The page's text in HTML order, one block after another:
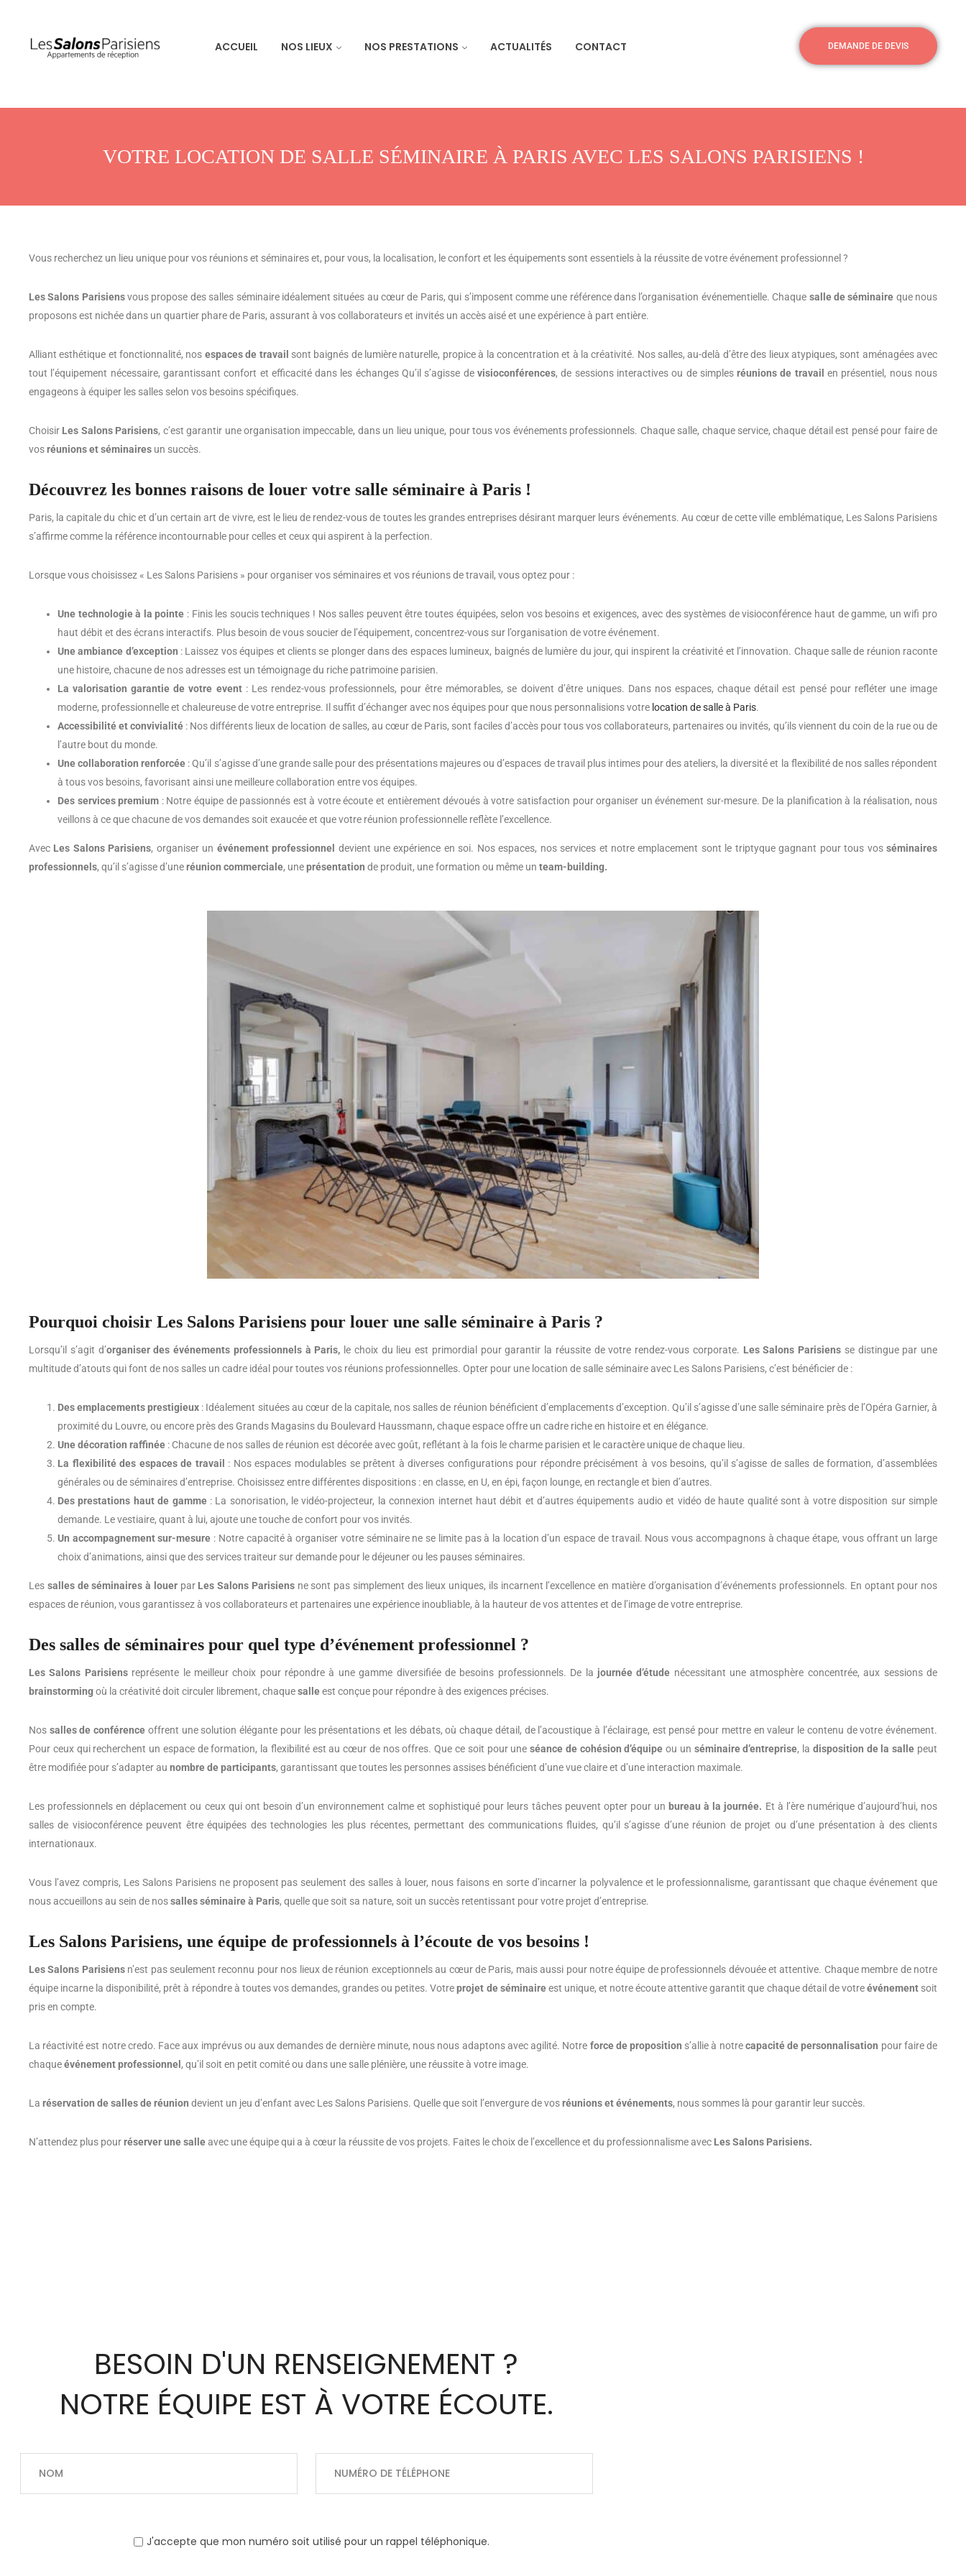
ACCUEIL NOS LIEUX NOS PRESTATIONS ACTUALITÉS CONTACT DEMANDE DE DEVIS
VOTRE LOCATION DE SALLE SÉMINAIRE À PARIS AVEC LES SALONS PARISIENS !
Vous recherchez un lieu unique pour vos réunions et séminaires et, pour vous, la localisation, le confort et les équipements sont essentiels à la réussite de votre événement professionnel ?
Les Salons Parisiensvous propose des salles séminaire idéalement situées au cœur de Paris, qui s’imposent comme une référence dans l’organisation événementielle. Chaque salle de séminaire que nous
proposons est nichée dans un quartier phare de Paris, assurant à vos collaborateurs et invités un accès aisé et une expérience à part entière.
Alliant esthétique et fonctionnalité, nos espaces de travail sont baignés de lumière naturelle, propice à la concentration et à la créativité. Nos salles, au-delà d’être des lieux atypiques, sont aménagées avec
tout l’équipement nécessaire, garantissant confort et efficacité dans les échanges Qu’il s’agisse de visioconférences, de sessions interactives ou de simplesréunions de travailen présentiel, nous nous
engageons à équiper les salles selon vos besoins spécifiques.
Choisir Les Salons Parisiens, c’est garantir une organisation impeccable, dans un lieu unique, pour tous vos événements professionnels. Chaque salle, chaque service, chaque détail est pensé pour faire de
vosréunions et séminaires un succès.
Découvrez les bonnes raisons de louer votre salle séminaire à Paris !
Paris, la capitale du chic et d’un certain art de vivre, est le lieu de rendez-vous de toutes les grandes entreprises désirant marquer leurs événements. Au cœur de cette ville emblématique, Les Salons Parisiens
s’affirme comme la référence incontournable pour celles et ceux qui aspirent à la perfection.
Lorsque vous choisissez « Les Salons Parisiens » pour organiser vos séminaires et vos réunions de travail, vous optez pour :
Une technologie à la pointe : Finis les soucis techniques ! Nos salles peuvent être toutes équipées, selon vos besoins et exigences, avec des systèmes de visioconférence haut de gamme, un wifi pro
haut débit et des écrans interactifs. Plus besoin de vous soucier de l’équipement, concentrez-vous sur l’organisation de votre événement.
Une ambiance d’exception : Laissez vos équipes et clients se plonger dans des espaces lumineux, baignés de lumière du jour, qui inspirent la créativité et l’innovation. Chaque salle de réunion raconte
une histoire, chacune de nos adresses est un témoignage du riche patrimoine parisien.
La valorisation garantie de votre event: Les rendez-vous professionnels, pour être mémorables, se doivent d’être uniques. Dans nos espaces, chaque détail est pensé pour refléter une image
moderne, professionnelle et chaleureuse de votre entreprise. Il suffit d’échanger avec nos équipes pour que nous personnalisions votre location de salle à Paris.
Accessibilité et convivialité : Nos différents lieux de location de salles, au cœur de Paris, sont faciles d’accès pour tous vos collaborateurs, partenaires ou invités, qu’ils viennent du coin de la rue ou de
l’autre bout du monde.
Une collaboration renforcée : Qu’il s’agisse d’une grande salle pour des présentations majeures ou d’espaces de travail plus intimes pour des ateliers, la diversité et la flexibilité de nos salles répondent
à tous vos besoins, favorisant ainsi une meilleure collaboration entre vos équipes.
Des services premium : Notre équipe de passionnés est à votre écoute et entièrement dévoués à votre satisfaction pour organiser un événement sur-mesure. De la planification à la réalisation, nous
veillons à ce que chacune de vos demandes soit exaucée et que votre réunion professionnelle reflète l’excellence.
Avec Les Salons Parisiens, organiser un événement professionnel devient une expérience en soi. Nos espaces, nos services et notre emplacement sont le triptyque gagnant pour tous vosséminaires
professionnels, qu’il s’agisse d’uneréunion commerciale, uneprésentation de produit, une formation ou même un team-building.
Pourquoi choisir Les Salons Parisiens pour louer une salle séminaire à Paris ?
Lorsqu’il s’agit d’organiser des événements professionnels à Paris, le choix du lieu est primordial pour garantir la réussite de votre rendez-vous corporate. Les Salons Parisiens se distingue par une
multitude d’atouts qui font de nos salles un cadre idéal pour toutes vos réunions professionnelles. Opter pour une location de salle séminaire avec Les Salons Parisiens, c’est bénéficier de :
Des emplacements prestigieux : Idéalement situées au cœur de la capitale, nos salles de réunion bénéficient d’emplacements d’exception. Qu’il s’agisse d’une salle séminaire près de l’Opéra Garnier, à
proximité du Louvre, ou encore près des Grands Magasins du Boulevard Haussmann, chaque espace offre un cadre riche en histoire et en élégance.
Une décoration raffinée : Chacune de nos salles de réunion est décorée avec goût, reflétant à la fois le charme parisien et le caractère unique de chaque lieu.
La flexibilité des espaces de travail : Nos espaces modulables se prêtent à diverses configurations pour répondre précisément à vos besoins, qu’il s’agisse de salles de formation, d’assemblées
générales ou de séminaires d’entreprise. Choisissez entre différentes dispositions : en classe, en U, en épi, façon lounge, en rectangle et bien d’autres.
Des prestations haut de gamme: La sonorisation, le vidéo-projecteur, la connexion internet haut débit et d’autres équipements audio et vidéo de haute qualité sont à votre disposition sur simple
demande. Le vestiaire, quant à lui, ajoute une touche de confort pour vos invités.
Un accompagnement sur-mesure : Notre capacité à organiser votre séminaire ne se limite pas à la location d’un espace de travail. Nous vous accompagnons à chaque étape, vous offrant un large
choix d’animations, ainsi que des services traiteur sur demande pour le déjeuner ou les pauses séminaires.
Les salles de séminaires à louerpar Les Salons Parisiensne sont pas simplement des lieux uniques, ils incarnent l’excellence en matière d’organisation d’événements professionnels. En optant pour nos
espaces de réunion, vous garantissez à vos collaborateurs et partenaires une expérience inoubliable, à la hauteur de vos attentes et de l’image de votre entreprise.
Des salles de séminaires pour quel type d’événement professionnel ?
Les Salons Parisiens représente le meilleur choix pour répondre à une gamme diversifiée de besoins professionnels. De la journée d’étude nécessitant une atmosphère concentrée, aux sessions de
brainstormingoù la créativité doit circuler librement, chaquesalleest conçue pour répondre à des exigences précises.
Nos salles de conférence offrent une solution élégante pour les présentations et les débats, où chaque détail, de l’acoustique à l’éclairage, est pensé pour mettre en valeur le contenu de votre événement.
Pour ceux qui recherchent un espace de formation, la flexibilité est au cœur de nos offres. Que ce soit pour uneséance de cohésion d’équipe ou un séminaire d’entreprise, la disposition de la salle peut
être modifiée pour s’adapter au nombre de participants, garantissant que toutes les personnes assises bénéficient d’une vue claire et d’une interaction maximale.
Les professionnels en déplacement ou ceux qui ont besoin d’un environnement calme et sophistiqué pour leurs tâches peuvent opter pour un bureau à la journée. Et à l’ère numérique d’aujourd’hui, nos
salles de visioconférence peuvent être équipées des technologies les plus récentes, permettant des communications fluides, qu’il s’agisse d’une réunion de projet ou d’une présentation à des clients
internationaux.
Vous l’avez compris, Les Salons Parisiens ne proposent pas seulement des salles à louer, nous faisons en sorte d’incarner la polyvalence et le professionnalisme, garantissant que chaque événement que
nous accueillons au sein de nossalles séminaire à Paris, quelle que soit sa nature, soit un succès retentissant pour votre projet d’entreprise.
Les Salons Parisiens, une équipe de professionnels à l’écoute de vos besoins !
Les Salons Parisiensn’est pas seulement reconnu pour nos lieux de réunion exceptionnels au cœur de Paris, mais aussi pour notre équipe de professionnels dévouée et attentive. Chaque membre de notre
équipe incarne la disponibilité, prêt à répondre à toutes vos demandes, grandes ou petites. Votreprojet de séminaireest unique, et notre écoute attentive garantit que chaque détail de votreévénementsoit
pris en compte.
La réactivité est notre credo. Face aux imprévus ou aux demandes de dernière minute, nous nous adaptons avec agilité. Notre force de proposition s’allie à notrecapacité de personnalisation pour faire de
chaqueévénement professionnel , qu’il soit en petit comité ou dans une salle plénière, une réussite à votre image.
La réservation de salles de réunion devient un jeu d’enfant avec Les Salons Parisiens. Quelle que soit l’envergure de vosréunions et événements, nous sommes là pour garantir leur succès.
N’attendez plus pourréserver une salleavec une équipe qui a à cœur la réussite de vos projets. Faites le choix de l’excellence et du professionnalisme avec Les Salons Parisiens.
BESOIN D'UN RENSEIGNEMENT ?
NOTRE ÉQUIPE EST À VOTRE ÉCOUTE.
J'accepte que mon numéro soit utilisé pour un rappel téléphonique.